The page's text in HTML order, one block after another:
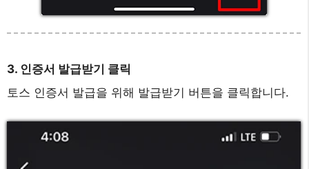
3. 인증서 발급받기 클릭
토스 인증서 발급을 위해 발급받기 버튼을 클릭합니다.